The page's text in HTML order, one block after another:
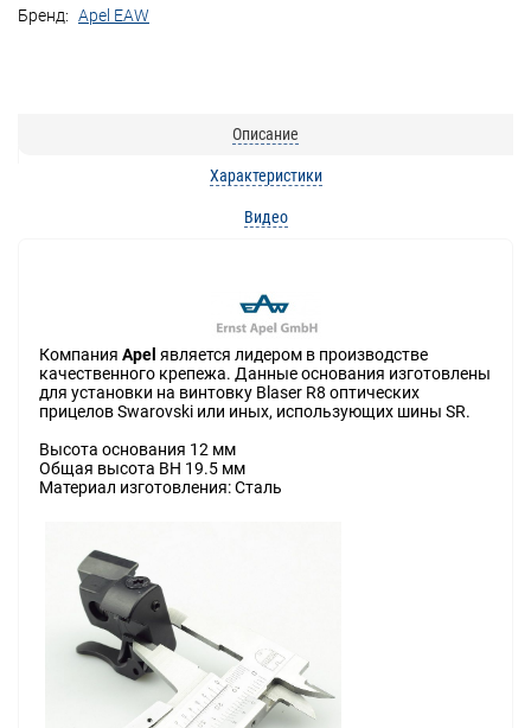
Бренд: Apel EAW
Описание
Характеристики
Видео
Компания Apel является лидером в производстве
качественного крепежа. Данные основания изготовлены
для установки на винтовку Blaser R8 оптических
прицелов Swarovski или иных, использующих шины SR.
Высота основания 12 мм
Общая высота BH 19.5 мм
Материал изготовления: Сталь